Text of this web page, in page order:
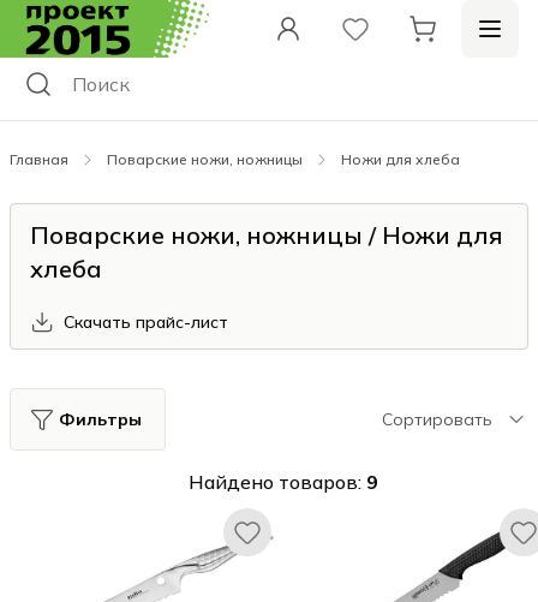
Главная Поварские ножи, ножницы Ножи для хлеба
Поварские ножи, ножницы / Ножи для
хлеба
Скачать прайс-лист
Фильтры Сортировать
Найдено товаров: 9